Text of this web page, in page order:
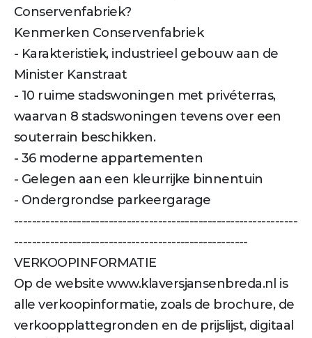
Conservenfabriek?
Kenmerken Conservenfabriek
- Karakteristiek, industrieel gebouw aan de
Minister Kanstraat
- 10 ruime stadswoningen met privéterras,
waarvan 8 stadswoningen tevens over een
souterrain beschikken.
- 36 moderne appartementen
- Gelegen aan een kleurrijke binnentuin
- Ondergrondse parkeergarage
---------------------------------------------------------------
----------------------------------------------------
VERKOOPINFORMATIE
Op de website www.klaversjansenbreda.nl is
alle verkoopinformatie, zoals de brochure, de
verkoopplattegronden en de prijslijst, digitaal